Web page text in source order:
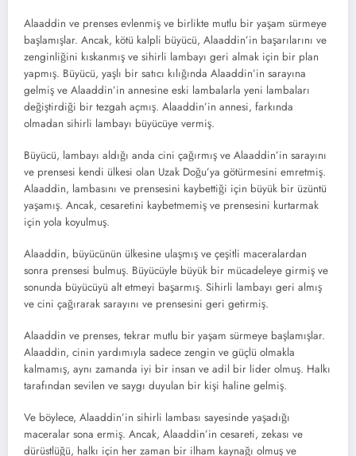
Alaaddin ve prenses evlenmiş ve birlikte mutlu bir yaşam sürmeye
başlamışlar. Ancak, kötü kalpli büyücü, Alaaddin’in başarılarını ve
zenginliğini kıskanmış ve sihirli lambayı geri almak için bir plan
yapmış. Büyücü, yaşlı bir satıcı kılığında Alaaddin’in sarayına
gelmiş ve Alaaddin’in annesine eski lambalarla yeni lambaları
değiştirdiği bir tezgah açmış. Alaaddin’in annesi, farkında
olmadan sihirli lambayı büyücüye vermiş.
Büyücü, lambayı aldığı anda cini çağırmış ve Alaaddin’in sarayını
ve prensesi kendi ülkesi olan Uzak Doğu’ya götürmesini emretmiş.
Alaaddin, lambasını ve prensesini kaybettiği için büyük bir üzüntü
yaşamış. Ancak, cesaretini kaybetmemiş ve prensesini kurtarmak
için yola koyulmuş.
Alaaddin, büyücünün ülkesine ulaşmış ve çeşitli maceralardan
sonra prensesi bulmuş. Büyücüyle büyük bir mücadeleye girmiş ve
sonunda büyücüyü alt etmeyi başarmış. Sihirli lambayı geri almış
ve cini çağırarak sarayını ve prensesini geri getirmiş.
Alaaddin ve prenses, tekrar mutlu bir yaşam sürmeye başlamışlar.
Alaaddin, cinin yardımıyla sadece zengin ve güçlü olmakla
kalmamış, aynı zamanda iyi bir insan ve adil bir lider olmuş. Halkı
tarafından sevilen ve saygı duyulan bir kişi haline gelmiş.
Ve böylece, Alaaddin’in sihirli lambası sayesinde yaşadığı
maceralar sona ermiş. Ancak, Alaaddin’in cesareti, zekası ve
dürüstlüğü, halkı için her zaman bir ilham kaynağı olmuş ve